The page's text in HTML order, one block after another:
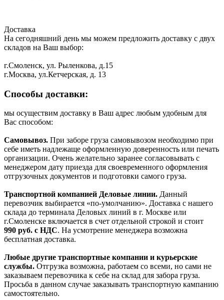
Доставка
На сегодняшний день мы можем предложить доставку с двух
складов на Ваш выбор:
г.Смоленск, ул. Рыленкова, д.15
г.Москва, ул.Кетчерская, д. 13
Способы доставки:
мы осуществим доставку в Ваш адрес любым удобным для
Вас способом:
Самовывоз. При заборе груза самовывозом необходимо при
себе иметь надлежаще оформленную доверенность или печать
организации. Очень желательно заранее согласовывать с
менеджером дату приезда для своевременного оформления
отгрузочных документов и подготовки самого груза.
Транспортной компанией Деловые линии. Данный
перевозчик выбирается «по-умолчанию». Доставка с нашего
склада до терминала Деловых линий в г. Москве или
г.Смоленске включается в счет отдельной строкой и стоит
990 руб. с НДС. На усмотрение менеджера возможна
бесплатная доставка.
Любые другие транспортные компании и курьерские
службы. Отгрузка возможна, работаем со всеми, но сами не
заказываем перевозчика к себе на склад для забора груза.
Просьба в данном случае заказывать транспортную кампанию
самостоятельно.